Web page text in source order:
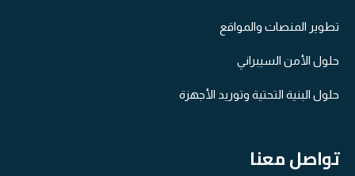
تطوير المنصات والمواقع
حلول الأمن السيبراني
حلول البنية التحتية وتوريد الأجهزة​
تواصل معنا